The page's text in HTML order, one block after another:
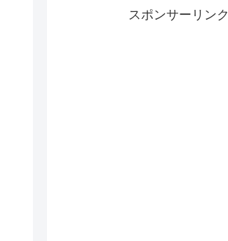
スポンサーリンク